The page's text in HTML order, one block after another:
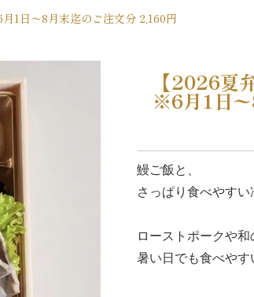
1日〜8月末迄のご注文分 2,160円
【2026夏
※6月1日
鰻ご飯と、
さっぱり食べやすい
ローストポークや和
暑い日でも食べやす